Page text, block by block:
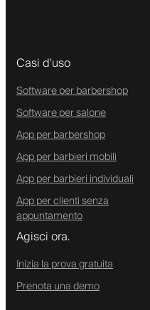
Casi d'uso
Software per barbershop
Software per salone
App per barbershop
App per barbieri mobili
App per barbieri individuali
App per clienti senza
appuntamento
Agisci ora.
Inizia la prova gratuita
Prenota una demo